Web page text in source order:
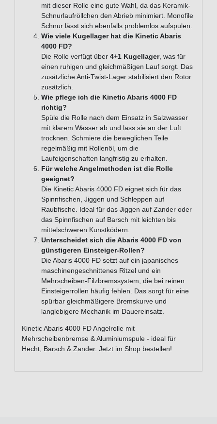
mit dieser Rolle eine gute Wahl, da das Keramik-
Schnurlaufröllchen den Abrieb minimiert. Monofile
Schnur lässt sich ebenfalls problemlos aufspulen.
Wie viele Kugellager hat die Kinetic Abaris
4000 FD?
Die Rolle verfügt über 4+1 Kugellager, was für
einen ruhigen und gleichmäßigen Lauf sorgt. Das
zusätzliche Anti-Twist-Lager stabilisiert den Rotor
zusätzlich.
Wie pflege ich die Kinetic Abaris 4000 FD
richtig?
Spüle die Rolle nach dem Einsatz in Salzwasser
mit klarem Wasser ab und lass sie an der Luft
trocknen. Schmiere die beweglichen Teile
regelmäßig mit Rollenöl, um die
Laufeigenschaften langfristig zu erhalten.
Für welche Angelmethoden ist die Rolle
geeignet?
Die Kinetic Abaris 4000 FD eignet sich für das
Spinnfischen, Jiggen und Schleppen auf
Raubfische. Ideal für das Jiggen auf Zander oder
das Spinnfischen auf Barsch mit leichten bis
mittelschweren Kunstködern.
Unterscheidet sich die Abaris 4000 FD von
günstigeren Einsteiger-Rollen?
Die Abaris 4000 FD setzt auf ein japanisches
maschinengeschnittenes Ritzel und ein
Mehrscheiben-Filzbremssystem, die bei reinen
Einsteigerrollen häufig fehlen. Das sorgt für eine
spürbar gleichmäßigere Bremskurve und
langlebigere Mechanik im Dauereinsatz.
Kinetic Abaris 4000 FD Angelrolle mit
Mehrscheibenbremse & Aluminiumspule - ideal für
Hecht, Barsch & Zander. Jetzt im Shop bestellen!